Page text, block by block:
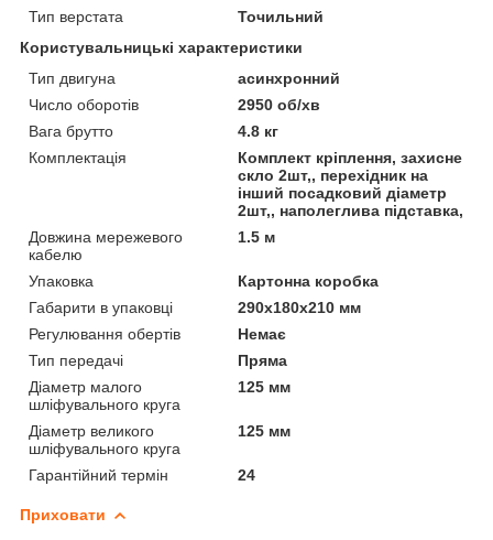
Тип верстата
Точильний
Користувальницькі характеристики
Тип двигуна
асинхронний
Число оборотів
2950 об/хв
Вага брутто
4.8 кг
Комплектація
Комплект кріплення, захисне
скло 2шт,, перехідник на
інший посадковий діаметр
2шт,, наполеглива підставка,
Довжина мережевого
кабелю
1.5 м
Упаковка
Картонна коробка
Габарити в упаковці
290х180х210 мм
Регулювання обертів
Немає
Тип передачі
Пряма
Діаметр малого
шліфувального круга
125 мм
Діаметр великого
шліфувального круга
125 мм
Гарантійний термін 24
Приховати